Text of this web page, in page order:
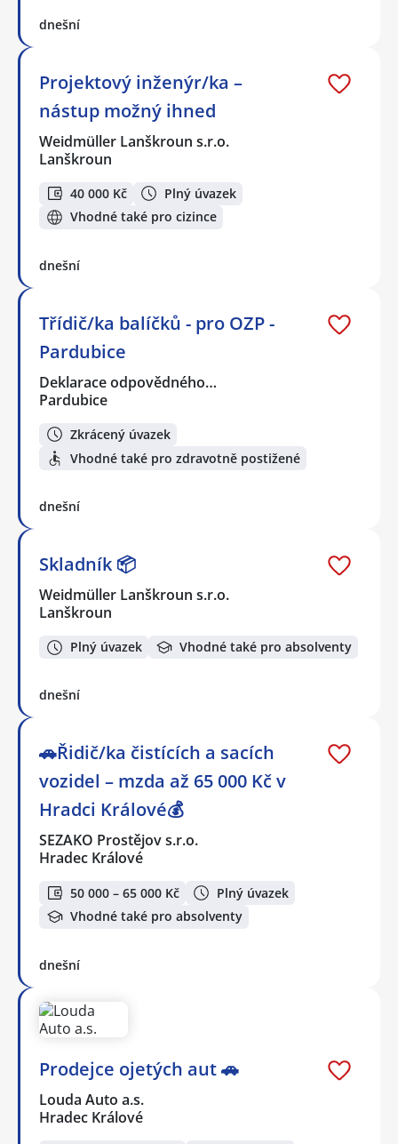
dnešní
Projektový inženýr/ka –
nástup možný ihned
Weidmüller Lanškroun s.r.o.
Lanškroun
40 000 Kč
Plný úvazek
Vhodné také pro cizince
dnešní
Třídič/ka balíčků - pro OZP -
Pardubice
Deklarace odpovědného…
Pardubice
Zkrácený úvazek
Vhodné také pro zdravotně postižené
dnešní
Skladník 📦
Weidmüller Lanškroun s.r.o.
Lanškroun
Plný úvazek Vhodné také pro absolventy
dnešní
🚗Řidič/ka čistících a sacích
vozidel – mzda až 65 000 Kč v
Hradci Králové💰
SEZAKO Prostějov s.r.o.
Hradec Králové
50 000 – 65 000 Kč
Plný úvazek
Vhodné také pro absolventy
dnešní
Prodejce ojetých aut 🚗
Louda Auto a.s.
Hradec Králové